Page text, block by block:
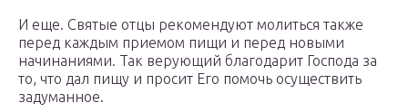
И еще. Святые отцы рекомендуют молиться также
перед каждым приемом пищи и перед новыми
начинаниями. Так верующий благодарит Господа за
то, что дал пищу и просит Его помочь осуществить
задуманное.